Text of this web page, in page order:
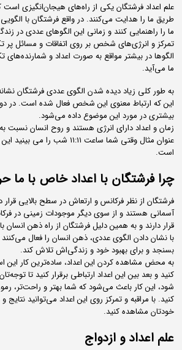
علم اعداد فرشتگان یکی از راه‌های هیجان‌انگیزی است
طریق ما را هدایت می‌کنند. در واقع فرشتگان با
ما را راهنمایی کنند و زمانی این الگوهای عددی در
تمرکز و انرژی‌های شخص بر روی اتفاقات و مسائل پر
الگوها در بیشتر مواقع به صورت اعداد و
ما می‌آید.
به طور کلی زیاد دیده شدن الگوی عددی فرشتگان
این که ارتباط معنوی این شخص فعال شده است. در
بیشتری در مورد این موضوع داده می‌شود.
زمان و اعداد دارای انرژی هستند و روح انسان نسبت به
عنوان مثال وقتی شما ساعت ۱۱:۱۱
است.
چرا فرشتگان با اعداد خاص با ما
فرشتگان از نظر فرکانس و ارتعاش در سطح بالایی قرار
آسمانی هستند و از سوی دیگر موجودات زمینی در
قرار دارند و به همین دلیل فرشتگان از راه ذهن انسان با
با نشان دادن الگوی عددی، ذهن انسان را فعال
بسنجد و برای بهبود خود و زندگی‌اش تلاش کند.
به محض مشاهده کردن این اعداد، ساده‌ترین کار این
کنید و بعد بین این اعداد ارتباطی برقرار کنید تا
شود، این کار باعث می‌شود که شما بهتر و راحت‌تر،
کنید. با مراقبه و تمرکز روی این اعداد می‌توانید نتایج
خودتان مشاهده کنید.
علم اعداد و ازدواج